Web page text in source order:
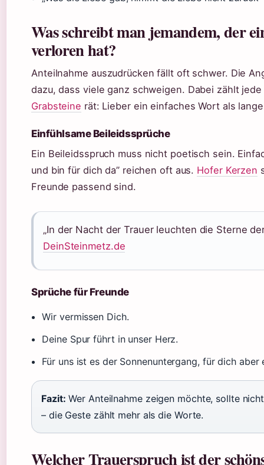
Was schreibt man jemandem, der
verloren hat?
Anteilnahme auszudrücken fällt oft schwer. Die
dazu, dass viele ganz schweigen. Dabei zählt
Grabsteine rät: Lieber ein einfaches Wort als
Einfühlsame Beileidssprüche
Ein Beileidsspruch muss nicht poetisch sein.
und bin für dich da” reichen oft aus. Hofer Kerzen
Freunde passend sind.
„In der Nacht der Trauer leuchten die Sterne
DeinSteinmetz.de
Sprüche für Freunde
Wir vermissen Dich.
Deine Spur führt in unser Herz.
Für uns ist es der Sonnenuntergang, für dich aber
Fazit: Wer Anteilnahme zeigen möchte, sollte
– die Geste zählt mehr als die Worte.
Welcher Trauerspruch ist der